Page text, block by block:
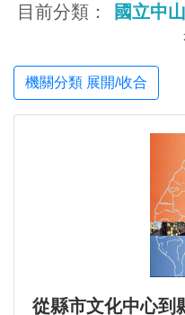
目前分類： 國立中
機關分類 展開/收合
從縣市文化中心到